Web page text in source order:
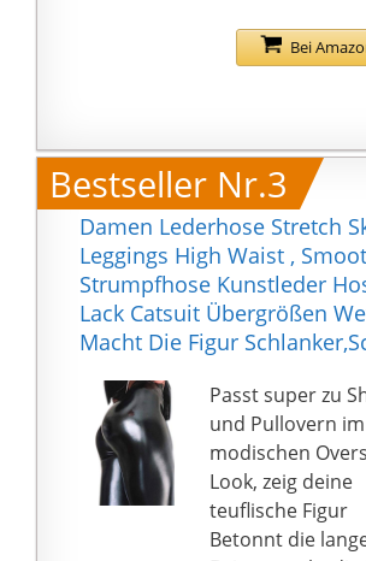
Stoffen
und legt dabei
Zufriedenheit ist
immer sehr
uns! Bei Fragen
wir Ihnen gerne
Verfügung.
Unterwäsche
Overall Damen
Latex Dessous
Sexy
Damen Dessous
Mollige
Stoff Aus Spitze
Mesh, Dehnbar
Atmungsaktiv,
Einzigartige
Die Perfekt
Sind, Zeigen Ihre
Körperlinie,
Schmeicheln Und
Ziehen Sicher Die
Aufmerksamkeit
Strapsen
Bei
Bestseller Nr.3
Damen Lederhose Stretch
Leggings High Waist ,
Strumpfhose Kunstleder
Lack Catsuit Übergrößen
Macht Die Figur
Passt super zu
und Pullovern im
modischen
Look, zeig deine
teuflische Figur
Betonnt die